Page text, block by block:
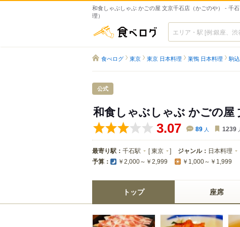
和食しゃぶしゃぶ かごの屋 文京千石店（かごのや） - 千
理）
食べログ
食べログ 東京 東京 日本料理 巣鴨 日本料理 駒
公式
和食しゃぶしゃぶ かごの屋
3.07 89 人 1239
最寄り駅： 千石駅 [東京 ] ジャンル： 日本料理
予算： ￥2,000～￥2,999 ￥1,000～￥1,999
トップ 座席